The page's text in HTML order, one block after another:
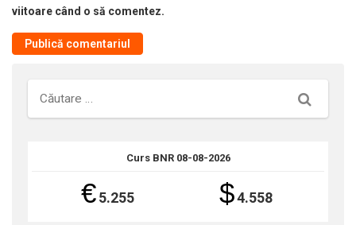
viitoare când o să comentez.
Căutare
Curs BNR 08-08-2026
€5.255 $4.558